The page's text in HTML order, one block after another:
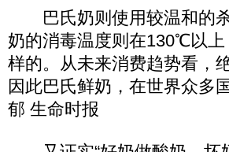
巴氏奶则使用较温和的
奶的消毒温度则在130℃以
样的。从未来消费趋势看，
因此巴氏鲜奶，在世界众
郁 生命时报